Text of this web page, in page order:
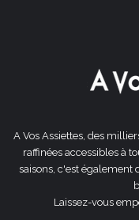
A Vos Assiettes, des
raffinées accessibles à
saisons, c'est également
Laissez-vous